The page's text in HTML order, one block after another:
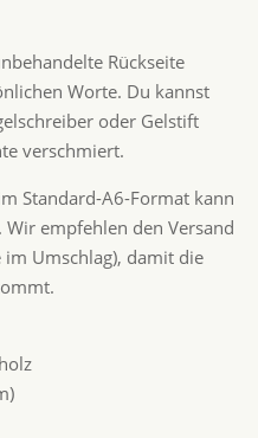
Rückseite
Worte. Du kannst
oder Gelstift
verschmiert.
Standard-A6-Format kann
empfehlen den Versand
Umschlag), damit die